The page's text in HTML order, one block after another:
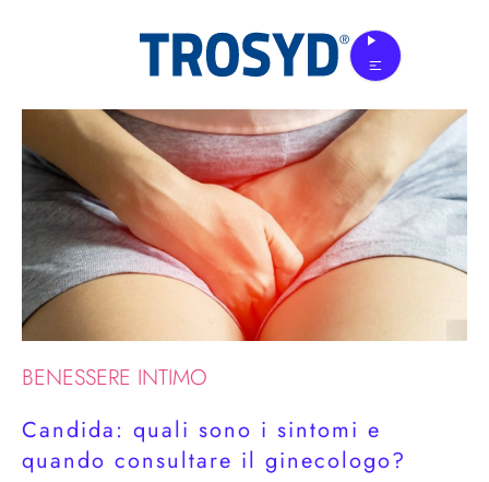
BENESSERE INTIMO
Candida: quali sono i sintomi e
quando consultare il ginecologo?